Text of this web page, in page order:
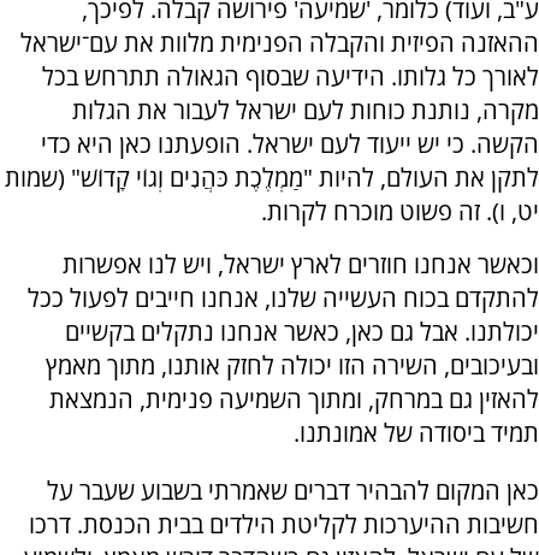
ע"ב, ועוד) כלומר, 'שמיעה' פירושה קבלה. לפיכך,
ההאזנה הפיזית והקבלה הפנימית מלוות את עם־ישראל
לאורך כל גלותו. הידיעה שבסוף הגאולה תתרחש בכל
מקרה, נותנת כוחות לעם ישראל לעבור את הגלות
הקשה. כי יש ייעוד לעם ישראל. הופעתנו כאן היא כדי
לתקן את העולם, להיות "מַמְלֶכֶת כֹּהֲנִים וְגוֹי קָדוֹשׁ" (שמות
יט, ו). זה פשוט מוכרח לקרות.
וכאשר אנחנו חוזרים לארץ ישראל, ויש לנו אפשרות
להתקדם בכוח העשייה שלנו, אנחנו חייבים לפעול ככל
יכולתנו. אבל גם כאן, כאשר אנחנו נתקלים בקשיים
ובעיכובים, השירה הזו יכולה לחזק אותנו, מתוך מאמץ
להאזין גם במרחק, ומתוך השמיעה פנימית, הנמצאת
תמיד ביסודה של אמונתנו.
כאן המקום להבהיר דברים שאמרתי בשבוע שעבר על
חשיבות ההיערכות לקליטת הילדים בבית הכנסת. דרכו